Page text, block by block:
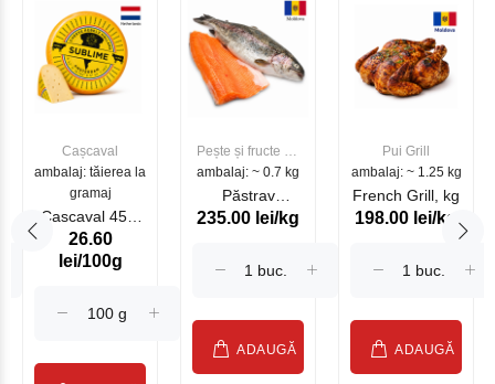
Cașcaval
ambalaj: tăierea la
gramaj
Cascaval 45%
Maasdam
Sublime Cow
26.60
lei/100g
Pește și fructe de
mare
ambalaj: ~ 0.7 kg
Păstrav
Somonat
235.00 lei/kg
ADAUGĂ
Pui Grill
ambalaj: ~ 1.25 kg
French Grill, kg
198.00 lei/kg
ADAUGĂ